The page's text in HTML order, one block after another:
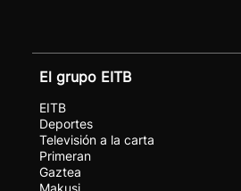
El grupo EITB
EITB
Deportes
Televisión a la carta
Primeran
Gaztea
Makusi